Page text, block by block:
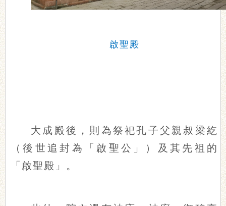
啟聖殿
大成殿後，則為祭祀孔子父親叔梁紇
（後世追封為「啟聖公」）及其先祖的
「啟聖殿」。